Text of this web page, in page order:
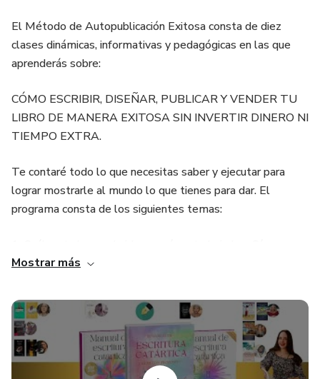
El Método de Autopublicación Exitosa consta de diez
clases dinámicas, informativas y pedagógicas en las que
aprenderás sobre:
CÓMO ESCRIBIR, DISEÑAR, PUBLICAR Y VENDER TU
LIBRO DE MANERA EXITOSA SIN INVERTIR DINERO NI
TIEMPO EXTRA.
Te contaré todo lo que necesitas saber y ejecutar para
lograr mostrarle al mundo lo que tienes para dar. El
programa consta de los siguientes temas:
escribir de manera efectiva y creativa. Qué recursos
2. Cómo utilizar Google Docs para trabajar el manuscrito
de tu libro, incluso por dictado de voz y sin tener que
escribir ni una sola palabra.
Mostrar más